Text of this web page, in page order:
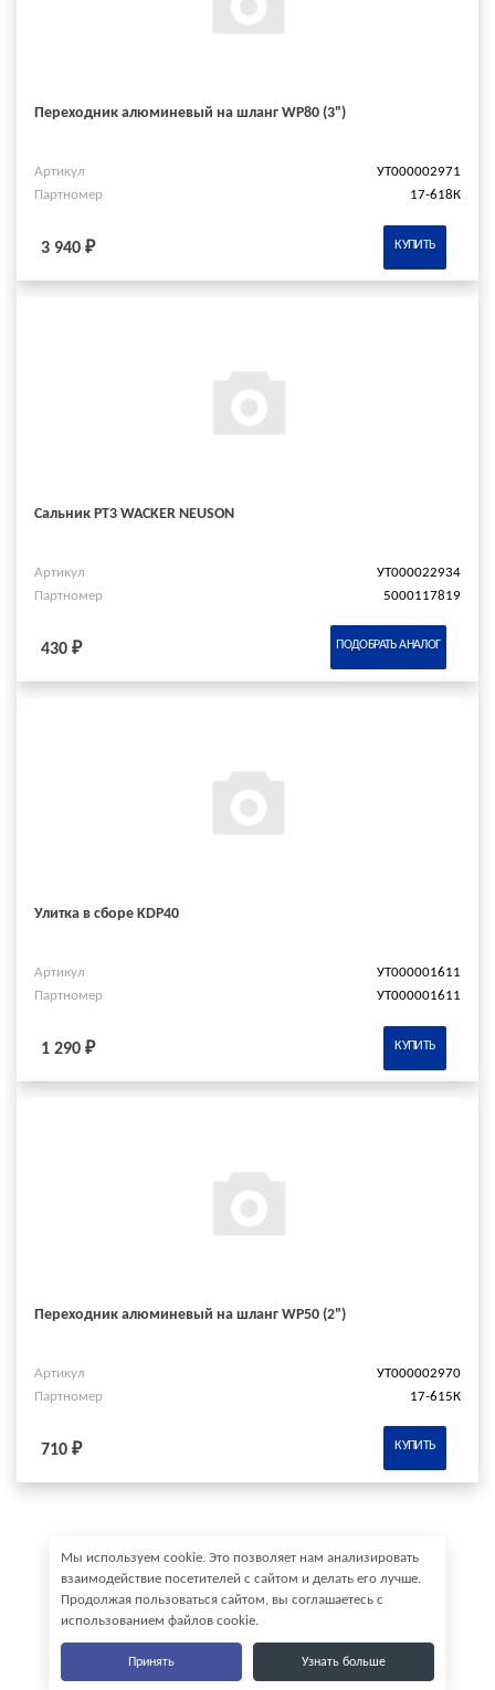
Переходник алюминевый на шланг WP80 (3")
Артикул
УТ000002971
Партномер
17-618К
3 940 ₽ КУПИТЬ
Сальник PT3 WACKER NEUSON
Артикул
УТ000022934
Партномер
5000117819
430 ₽ ПОДОБРАТЬ АНАЛОГ
Улитка в сборе KDP40
Артикул
УТ000001611
Партномер
УТ000001611
1 290 ₽ КУПИТЬ
Переходник алюминевый на шланг WP50 (2")
Артикул
УТ000002970
Партномер
17-615К
710 ₽ КУПИТЬ
Мы используем cookie. Это позволяет нам анализировать
взаимодействие посетителей с сайтом и делать его лучше.
Продолжая пользоваться сайтом, вы соглашаетесь с
использованием файлов cookie.
Принять Узнать больше